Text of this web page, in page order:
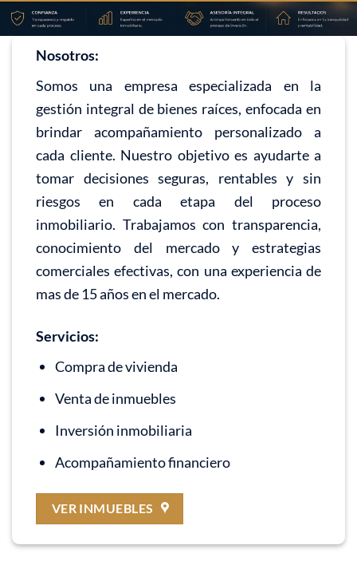
Nosotros:
Somos una empresa especializada en la
gestión integral de bienes raíces, enfocada en
brindar acompañamiento personalizado a
cada cliente. Nuestro objetivo es ayudarte a
tomar decisiones seguras, rentables y sin
riesgos en cada etapa del proceso
inmobiliario. Trabajamos con transparencia,
conocimiento del mercado y estrategias
comerciales efectivas, con una experiencia de
mas de 15 años en el mercado.
Servicios:
Compra de vivienda
Venta de inmuebles
Inversión inmobiliaria
Acompañamiento financiero
VER INMUEBLES